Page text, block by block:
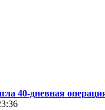
40-дневная